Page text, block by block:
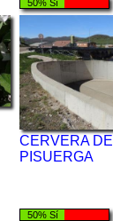
50% Sí
CERVERA DE
PISUERGA
50% Sí